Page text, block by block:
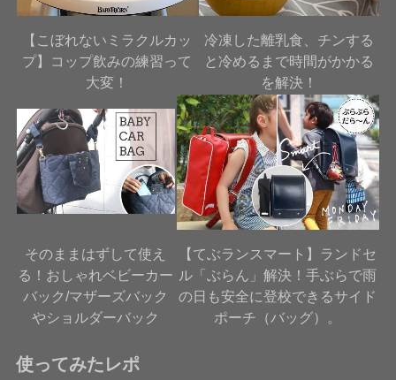
【こぼれないミラクルカッ
プ】コップ飲みの練習って
大変！
冷凍した離乳食、チンする
と冷めるまで時間がかかる
を解決！
そのままはずして使え
る！おしゃれベビーカー
バック/マザーズバック
やショルダーバック
【てぶランスマート】ランドセ
ル「ぶらん」解決！手ぶらで雨
の日も安全に登校できるサイド
ポーチ（バッグ）。
使ってみたレポ